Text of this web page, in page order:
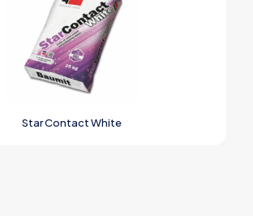
Star Contact White